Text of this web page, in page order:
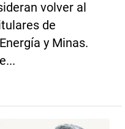
volver al
de
y Minas.